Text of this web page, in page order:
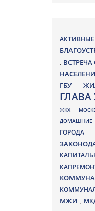
,
ГБУ
ЖКХ
ДОМАШНИЕ
ГОРОДА
МЖИ,